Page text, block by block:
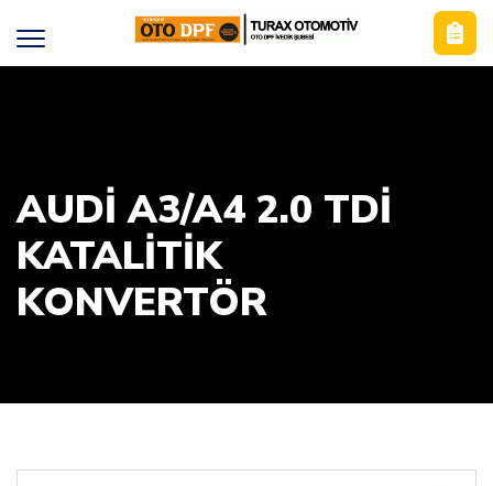
AUDİ A3/A4 2.0 TDİ
KATALİTİK
KONVERTÖR